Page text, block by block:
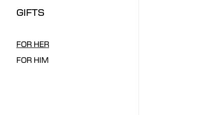
GIFTS
FOR HER
FOR HIM